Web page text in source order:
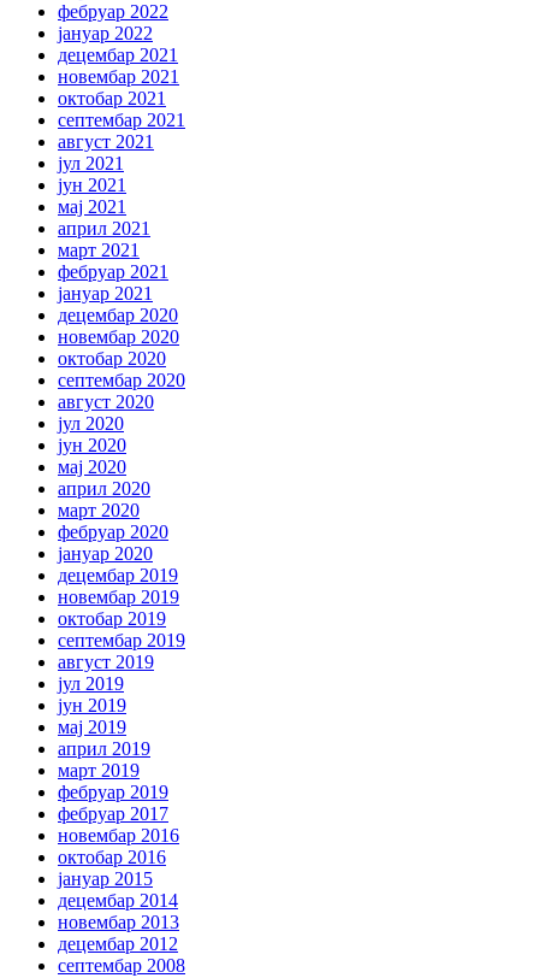
фебруар 2022
јануар 2022
децембар 2021
новембар 2021
октобар 2021
септембар 2021
август 2021
јул 2021
јун 2021
мај 2021
април 2021
март 2021
фебруар 2021
јануар 2021
децембар 2020
новембар 2020
октобар 2020
септембар 2020
август 2020
јул 2020
јун 2020
мај 2020
април 2020
март 2020
фебруар 2020
јануар 2020
децембар 2019
новембар 2019
октобар 2019
септембар 2019
август 2019
јул 2019
јун 2019
мај 2019
април 2019
март 2019
фебруар 2019
фебруар 2017
новембар 2016
октобар 2016
јануар 2015
децембар 2014
новембар 2013
децембар 2012
септембар 2008